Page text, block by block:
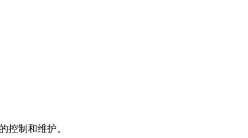
控制和维护。